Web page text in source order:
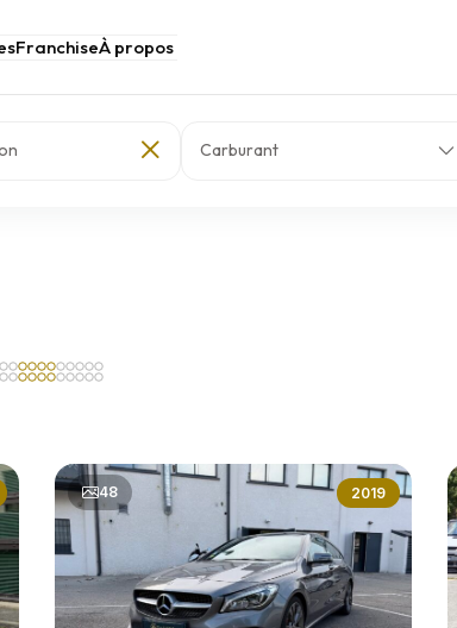
FranchiseÀ propos
Carburant
48 2019